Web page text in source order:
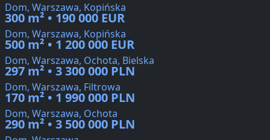
Dom, Warszawa, Kopińska
300 m² • 190 000 EUR
Dom, Warszawa, Kopińska
500 m² • 1 200 000 EUR
Dom, Warszawa, Ochota, Bielska
297 m² • 3 300 000 PLN
Dom, Warszawa, Filtrowa
170 m² • 1 990 000 PLN
Dom, Warszawa, Ochota
290 m² • 3 500 000 PLN